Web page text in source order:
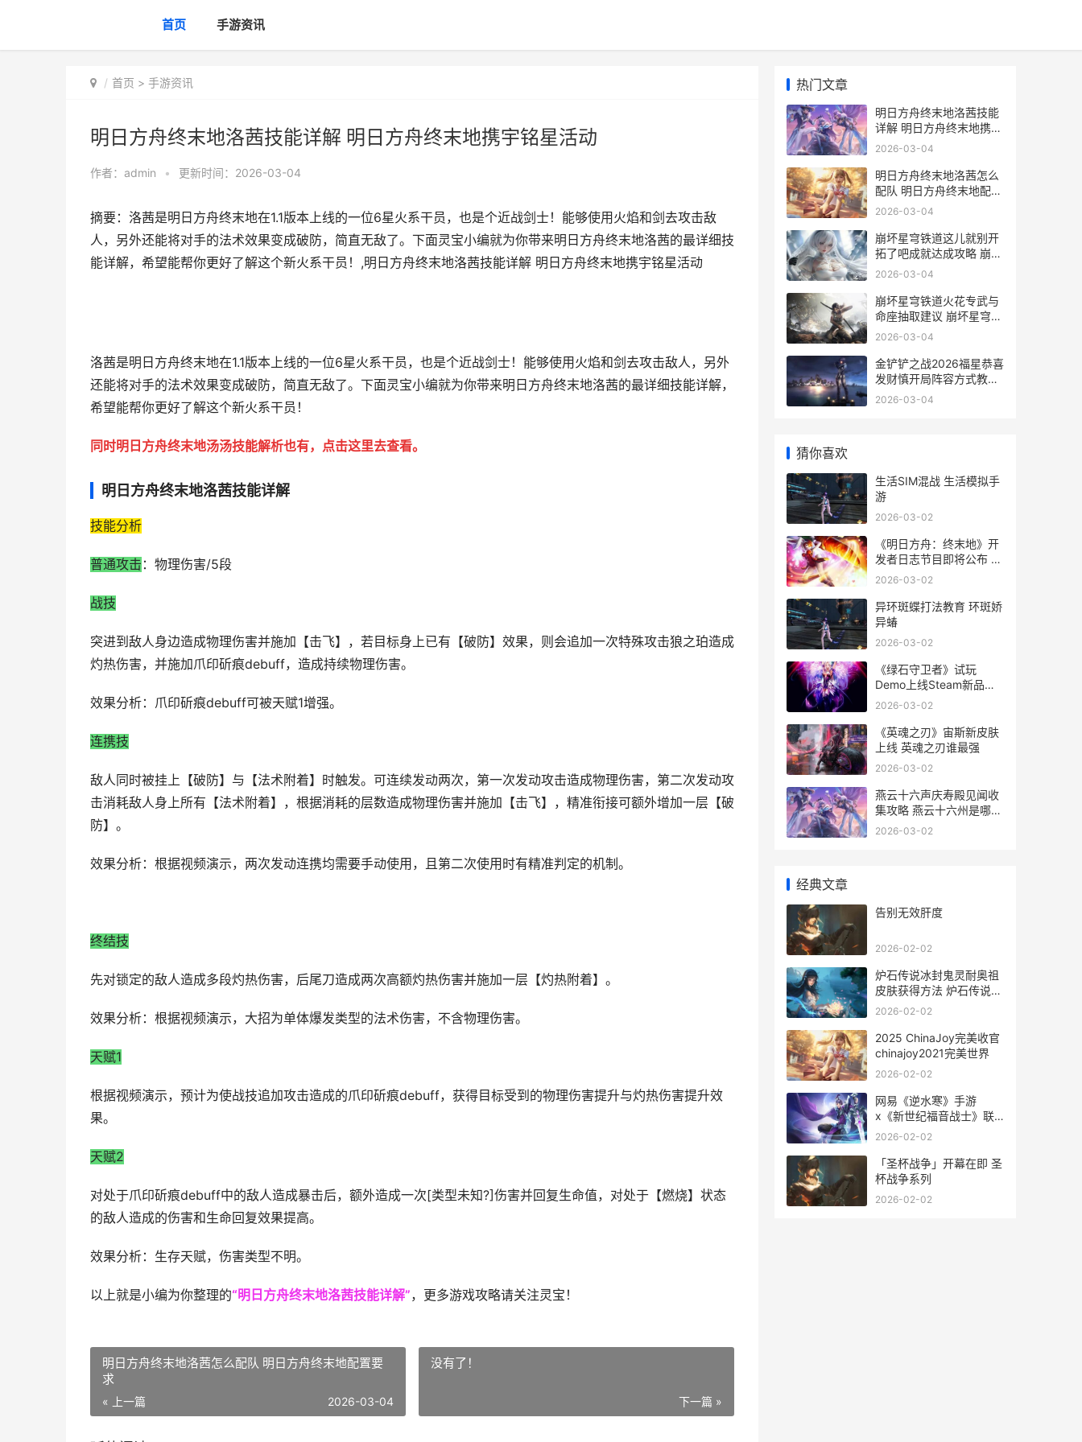
首页 手游资讯
首页 > 手游资讯
明日方舟终末地洛茜技能详解 明日方舟终末地携宇铭星活动
作者： admin • 更新时间：2026-03-04
摘要：洛茜是明日方舟终末地在1.1版本上线的一位6星火系干员，也是个近战剑士！能够使用火焰和剑去攻击敌
人，另外还能将对手的法术效果变成破防，简直无敌了。下面灵宝小编就为你带来明日方舟终末地洛茜的最详细技
能详解，希望能帮你更好了解这个新火系干员！,明日方舟终末地洛茜技能详解 明日方舟终末地携宇铭星活动
洛茜是明日方舟终末地在1.1版本上线的一位6星火系干员，也是个近战剑士！能够使用火焰和剑去攻击敌人，另外
还能将对手的法术效果变成破防，简直无敌了。下面灵宝小编就为你带来明日方舟终末地洛茜的最详细技能详解，
希望能帮你更好了解这个新火系干员！
同时明日方舟终末地汤汤技能解析也有，点击这里去查看。
明日方舟终末地洛茜技能详解
技能分析
普通攻击 ：物理伤害/5段
战技
突进到敌人身边造成物理伤害并施加【击飞】，若目标身上已有【破防】效果，则会追加一次特殊攻击狼之珀造成
灼热伤害，并施加爪印斫痕debuff，造成持续物理伤害。
效果分析：爪印斫痕debuff可被天赋1增强。
连携技
敌人同时被挂上【破防】与【法术附着】时触发。可连续发动两次，第一次发动攻击造成物理伤害，第二次发动攻
击消耗敌人身上所有【法术附着】，根据消耗的层数造成物理伤害并施加【击飞】，精准衔接可额外增加一层【破
防】。
效果分析：根据视频演示，两次发动连携均需要手动使用，且第二次使用时有精准判定的机制。
终结技
先对锁定的敌人造成多段灼热伤害，后尾刀造成两次高额灼热伤害并施加一层【灼热附着】。
效果分析：根据视频演示，大招为单体爆发类型的法术伤害，不含物理伤害。
天赋1
根据视频演示，预计为使战技追加攻击造成的爪印斫痕debuff，获得目标受到的物理伤害提升与灼热伤害提升效
果。
天赋2
对处于爪印斫痕debuff中的敌人造成暴击后，额外造成一次[类型未知?]伤害并回复生命值，对处于【燃烧】状态
的敌人造成的伤害和生命回复效果提高。
效果分析：生存天赋，伤害类型不明。
以上就是小编为你整理的“明日方舟终末地洛茜技能详解”，更多游戏攻略请关注灵宝！
明日方舟终末地洛茜怎么配队 明日方舟终末地配置要
求
« 上一篇 2026-03-04
没有了！
下一篇 »
热门文章
明日方舟终末地洛茜技能
详解 明日方舟终末地携宇
铭星活动
2026-03-04
明日方舟终末地洛茜怎么
配队 明日方舟终末地配置
要求
2026-03-04
崩坏星穹铁道这儿就别开
拓了吧成就达成攻略 崩坏
星穹铁道这款游戏危害有
2026-03-04
崩坏星穹铁道火花专武与
命座抽取建议 崩坏星穹铁
道官方正版下载
2026-03-04
金铲铲之战2026福星恭喜
发财慎开局阵容方式教育
金铲铲之战2026福星连败
2026-03-04
猜你喜欢
生活SIM混战 生活模拟手
游
2026-03-02
《明日方舟：终末地》开
发者日志节目即将公布 明
日方舟终末地管理员
2026-03-02
异环斑蝶打法教育 环斑娇
异蝽
2026-03-02
《绿石守卫者》试玩
Demo上线Steam新品节
生命之石守卫战即将最初
2026-03-02
《英魂之刃》宙斯新皮肤
上线 英魂之刃谁最强
2026-03-02
燕云十六声庆寿殿见闻收
集攻略 燕云十六州是哪个
朝代
2026-03-02
经典文章
告别无效肝度
2026-02-02
炉石传说冰封鬼灵耐奥祖
皮肤获得方法 炉石传说冰
霜
2026-02-02
2025 ChinaJoy完美收官
chinajoy2021完美世界
2026-02-02
网易《逆水寒》手游
x《新世纪福音战士》联
动最初 网易逆水寒官服
2026-02-02
「圣杯战争」开幕在即 圣
杯战争系列
2026-02-02